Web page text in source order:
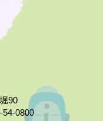
90
0800